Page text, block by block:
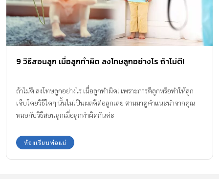
9 วิธีสอนลูก เมื่อลูกทำผิด ลงโทษลูกอย่างไร ถ้าไม่ตี!
ถ้าไม่ตี ลงโทษลูกอย่างไร เมื่อลูกทำผิด! เพราะการตีลูกหรือทำให้ลูก
เจ็บโดยวิธีใดๆ นั้นไม่เป็นผลดีต่อลูกเลย ตามมาดูคำแนะนำจากคุณ
หมอกับวิธีสอนลูกเมื่อลูกทำผิดกันค่ะ
ห้องเรียนพ่อแม่